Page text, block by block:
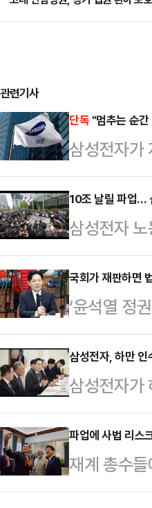
관련기사
단독 "멈추는 순
삼성전자가
는 사측의
증)가 포함
될 경우 발
측은 과거
장 화재 사
원에서 수
함께 제출
10조 날릴 파업…
삼성전자
대규모 파
확보한 가
것으로 보
높아지고
에 휴가자
하고 있다.
30%에 해
국회가 재판하면
‘윤석열 정
도 진행 중
더불어민주
대해 국정
정할 일이
집권당이 ‘
의를 통해
더 바람직
삼성전자, 하만
삼성전자가
거듭하며
의 투자를
했다는 평
자는 2016
파업에 사법 리스
재계 총수
력 업종의